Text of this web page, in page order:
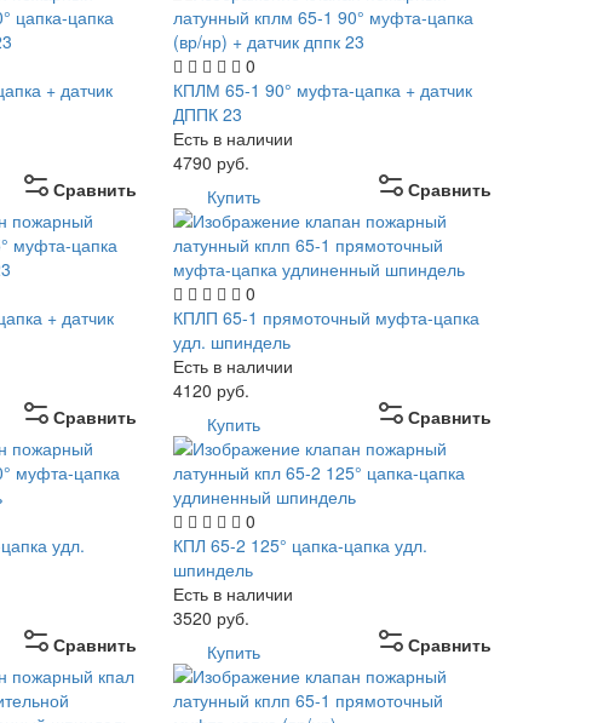
+ датчик
Сравнить
0
КПЛМ 65-1 90° муфта-цапка + датчик
ДППК 23
Есть в наличии
4790 руб.
Сравнить
Купить
+ датчик
Сравнить
0
КПЛП 65-1 прямоточный муфта-цапка
удл. шпиндель
Есть в наличии
4120 руб.
Сравнить
Купить
удл.
Сравнить
0
КПЛ 65-2 125° цапка-цапка удл.
шпиндель
Есть в наличии
3520 руб.
Сравнить
Купить